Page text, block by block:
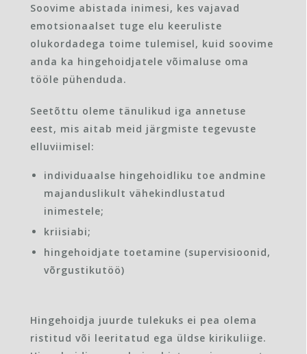
Soovime abistada inimesi, kes vajavad
emotsionaalset tuge elu keeruliste
olukordadega toime tulemisel, kuid soovime
anda ka hingehoidjatele võimaluse oma
tööle pühenduda.
Seetõttu oleme tänulikud iga annetuse
eest, mis aitab meid järgmiste tegevuste
elluviimisel:
individuaalse hingehoidliku toe andmine
majanduslikult vähekindlustatud
inimestele;
kriisiabi;
hingehoidjate toetamine (supervisioonid,
võrgustikutöö)
Hingehoidja juurde tulekuks ei pea olema
ristitud või leeritatud ega üldse kirikuliige.